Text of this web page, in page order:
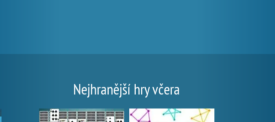
Nejhranější hry včera